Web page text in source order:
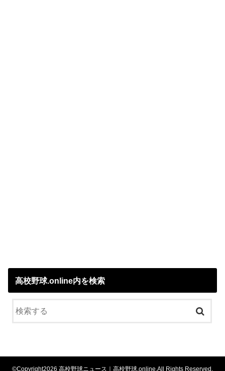
高校野球.online内を検索
©Copyright2026 高校野球ニュース｜高校野球.online .All Rights Reserved.